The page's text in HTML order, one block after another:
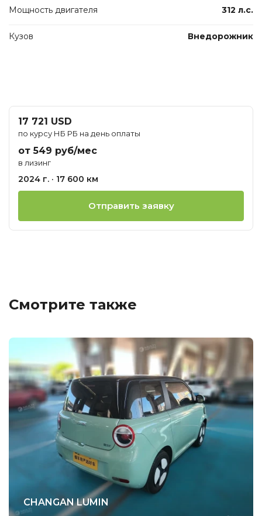
Мощность двигателя 312 л.с.
Кузов Внедорожник
17 721 USD
по курсу НБ РБ на день оплаты
от 549 руб/мес
в лизинг
2024 г. · 17 600 км
Отправить заявку
Смотрите также
CHANGAN LUMIN